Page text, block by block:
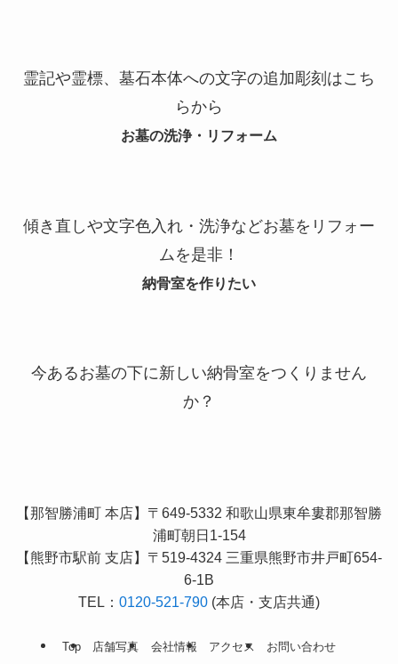
霊記や霊標、墓石本体への文字の追加彫刻はこち
らから
お墓の洗浄・リフォーム
傾き直しや文字色入れ・洗浄などお墓をリフォー
ムを是非！
納骨室を作りたい
今あるお墓の下に新しい納骨室をつくりません
か？
【那智勝浦町 本店】〒649-5332 和歌山県東牟婁郡那智勝
浦町朝日1-154
【熊野市駅前 支店】〒519-4324 三重県熊野市井戸町654-
6-1B
TEL： 0120-521-790 (本店・支店共通)
Top 店舗写真 会社情報 アクセス お問い合わせ